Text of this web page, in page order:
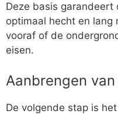
Deze basis
optimaal hecht en lang
vooraf of de
eisen.
Aanbrengen
De volgende stap is